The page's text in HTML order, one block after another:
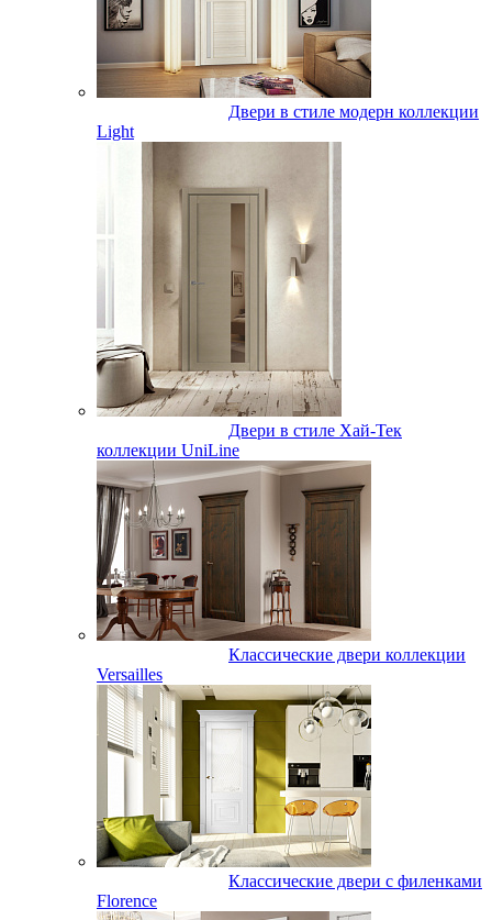
Двери в стиле модерн коллекции
Light
Двери в стиле Хай-Тек
коллекции UniLine
Классические двери коллекции
Versailles
Классические двери с филенками
Florence